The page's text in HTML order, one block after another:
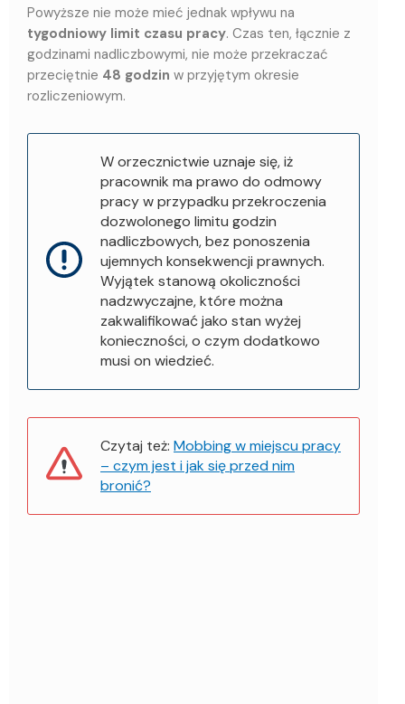
Powyższe nie może mieć jednak wpływu na
tygodniowy limit czasu pracy. Czas ten, łącznie z
godzinami nadliczbowymi, nie może przekraczać
przeciętnie 48 godzin w przyjętym okresie
rozliczeniowym.
W orzecznictwie uznaje się, iż
pracownik ma prawo do odmowy
pracy w przypadku przekroczenia
dozwolonego limitu godzin
nadliczbowych, bez ponoszenia
ujemnych konsekwencji prawnych.
Wyjątek stanową okoliczności
nadzwyczajne, które można
zakwalifikować jako stan wyżej
konieczności, o czym dodatkowo
musi on wiedzieć.
Czytaj też: Mobbing w miejscu pracy
– czym jest i jak się przed nim
bronić?